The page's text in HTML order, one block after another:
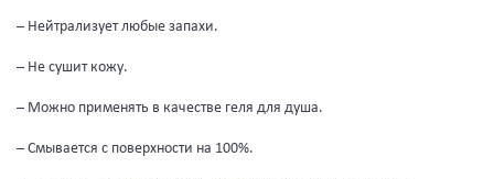
– Нейтрализует любые запахи.
– Не сушит кожу.
– Можно применять в качестве геля для душа.
– Смывается с поверхности на 100%.